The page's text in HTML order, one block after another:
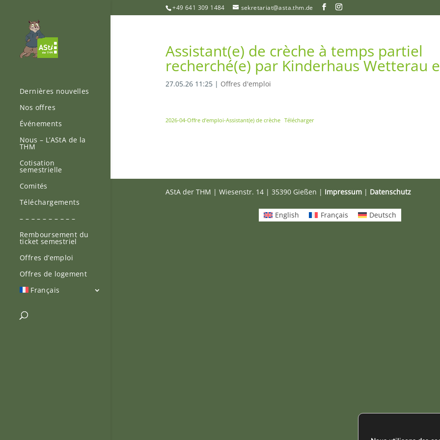
+49 641 309 1484 sekretariat@asta.thm.de
Dernières nouvelles
Nos offres
Événements
Nous – L’AStA de la
THM
Cotisation
semestrielle
Comités
Téléchargements
– – – – – – – – – –
Remboursement du
ticket semestriel
Offres d’emploi
Offres de logement
Français
Assistant(e) de crèche à temps partiel
recherché(e) par Kinderhaus Wetterau
27.05.26 11:25| Offres d'emploi
2026-04-Offre d’emploi-Assistant(e) de crèche Télécharger
AStA der THM | Wiesenstr. 14 | 35390 Gießen | Impressum| Datenschutz
English Français Deutsch